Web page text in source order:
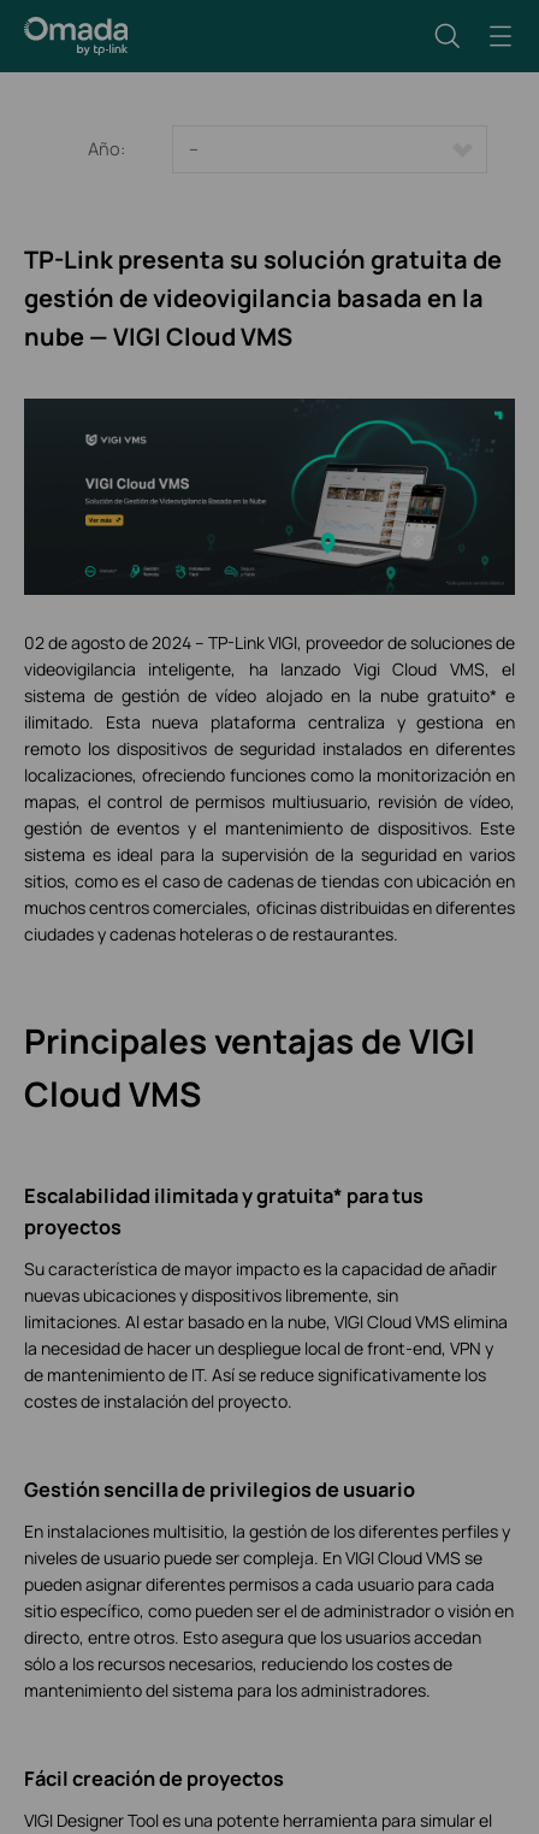
Año: --
TP-Link presenta su solución gratuita de
gestión de videovigilancia basada en la
nube — VIGI Cloud VMS
02 de agosto de 2024 – TP-Link VIGI, proveedor de soluciones de
videovigilancia inteligente, ha lanzado Vigi Cloud VMS, el
sistema de gestión de vídeo alojado en la nube gratuito* e
ilimitado. Esta nueva plataforma centraliza y gestiona en
remoto los dispositivos de seguridad instalados en diferentes
localizaciones, ofreciendo funciones como la monitorización en
mapas, el control de permisos multiusuario, revisión de vídeo,
gestión de eventos y el mantenimiento de dispositivos. Este
sistema es ideal para la supervisión de la seguridad en varios
sitios, como es el caso de cadenas de tiendas con ubicación en
muchos centros comerciales, oficinas distribuidas en diferentes
ciudades y cadenas hoteleras o de restaurantes.
Principales ventajas de VIGI
Cloud VMS
Escalabilidad ilimitada y gratuita* para tus
proyectos
Su característica de mayor impacto es la capacidad de añadir
nuevas ubicaciones y dispositivos libremente, sin
limitaciones. Al estar basado en la nube, VIGI Cloud VMS elimina
la necesidad de hacer un despliegue local de front-end, VPN y
de mantenimiento de IT. Así se reduce significativamente los
costes de instalación del proyecto.
Gestión sencilla de privilegios de usuario
En instalaciones multisitio, la gestión de los diferentes perfiles y
niveles de usuario puede ser compleja. En VIGI Cloud VMS se
pueden asignar diferentes permisos a cada usuario para cada
sitio específico, como pueden ser el de administrador o visión en
directo, entre otros. Esto asegura que los usuarios accedan
sólo a los recursos necesarios, reduciendo los costes de
mantenimiento del sistema para los administradores.
Fácil creación de proyectos
VIGI Designer Tool es una potente herramienta para simular el